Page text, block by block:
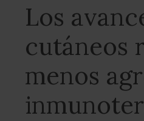
Los
cutáneos
menos